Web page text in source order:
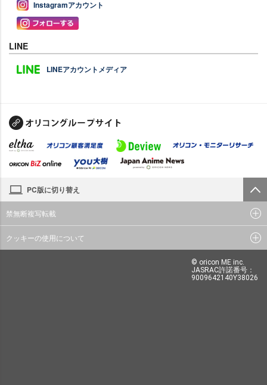
Instagramアカウント
LINE
LINEアカウントメディア
PC版に切り替え
禁無断複写転載
クッキーの使用について
© oricon ME inc.
JASRAC許諾番号：
9009642140Y38026